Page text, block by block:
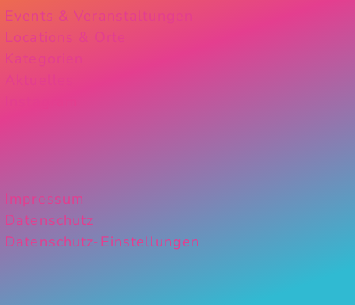
Events & Veranstaltungen
Locations & Orte
Kategorien
Impressum
Datenschutz
Datenschutz-Einstellungen